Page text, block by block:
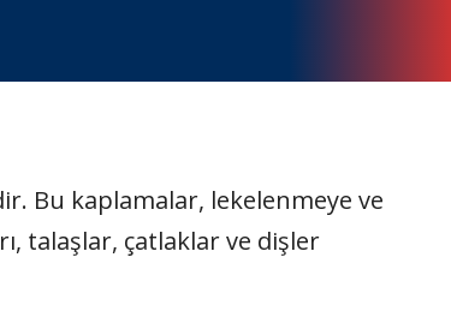
Bu kaplamalar, lekelenmeye ve
talaşlar, çatlaklar ve dişler